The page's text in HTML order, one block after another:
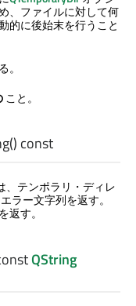
、ファイルに対して何
的に後始末を行うこと
。
こと。
() const
、テンポラリ・ディレ
ラー文字列を返す。
返す。
QString